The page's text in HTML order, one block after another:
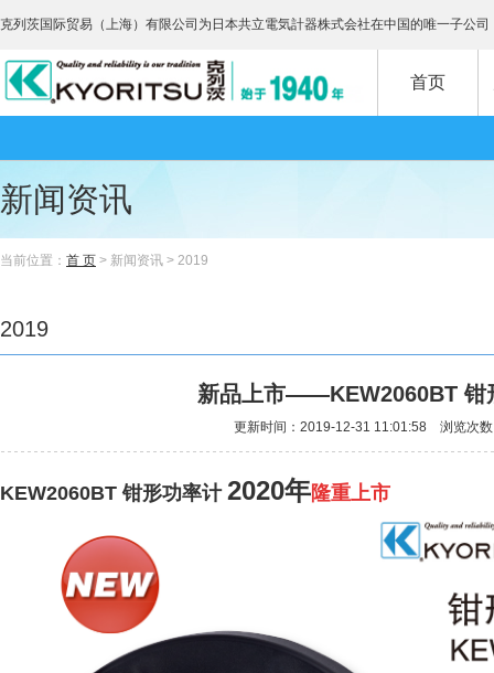
克列茨国际贸易（上海）有限公司为日本共立電気計器株式会社在中国的唯一子公司
首页
新闻资讯
当前位置： 首 页 > 新闻资讯 > 2019
2019
新品上市——KEW2060BT 钳
更新时间：2019-12-31 11:01:58 浏览次
KEW2060BT 钳形功率计 2020年隆重上市